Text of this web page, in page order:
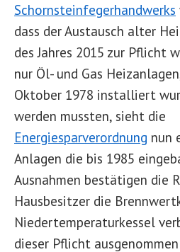
Schornsteinfegerhandwerks
dass der Austausch alter
des Jahres 2015 zur Pflicht
nur Öl- und Gas
Oktober 1978 installiert
werden mussten, sieht die
Energiesparverordnung nun
Anlagen die bis 1985
Ausnahmen bestätigen die
Hausbesitzer die
Niedertemperaturkessel
dieser Pflicht ausgenommen